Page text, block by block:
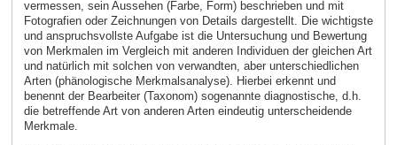
vermessen, sein Aussehen (Farbe, Form) beschrieben und mit
Fotografien oder Zeichnungen von Details dargestellt. Die wichtigste
und anspruchsvollste Aufgabe ist die Untersuchung und Bewertung
von Merkmalen im Vergleich mit anderen Individuen der gleichen Art
und natürlich mit solchen von verwandten, aber unterschiedlichen
Arten (phänologische Merkmalsanalyse). Hierbei erkennt und
benennt der Bearbeiter (Taxonom) sogenannte diagnostische, d.h.
die betreffende Art von anderen Arten eindeutig unterscheidende
Merkmale.